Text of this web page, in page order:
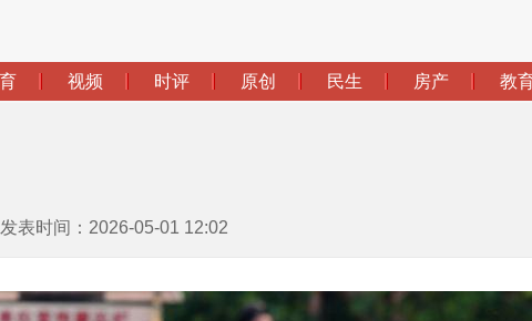
发表时间：2026-05-01 12:02